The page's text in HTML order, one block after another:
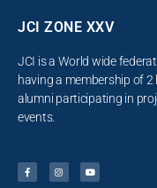
JCI ZONE XXV
JCI is a World wide
having a membership of
alumni participating in
events.